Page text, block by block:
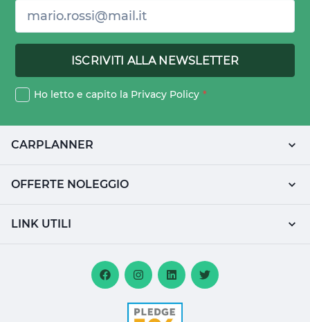
Ho letto e capito la Privacy Policy *
CARPLANNER
OFFERTE NOLEGGIO
LINK UTILI